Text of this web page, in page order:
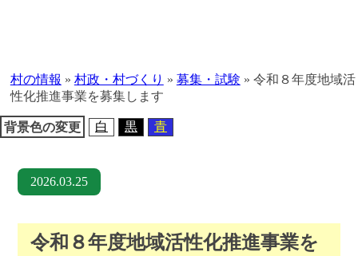
移
動
村の情報 » 村政・村づくり » 募集・試験 » 令和８年度地域活
性化推進事業を募集します
背景色の変更 白 黒 青
2026.03.25
令和８年度地域活性化推進事業を